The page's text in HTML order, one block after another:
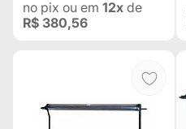
no pix ou em 12x de
R$ 380,56